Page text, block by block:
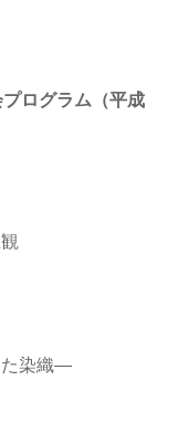
ログラム（平成
た染織―